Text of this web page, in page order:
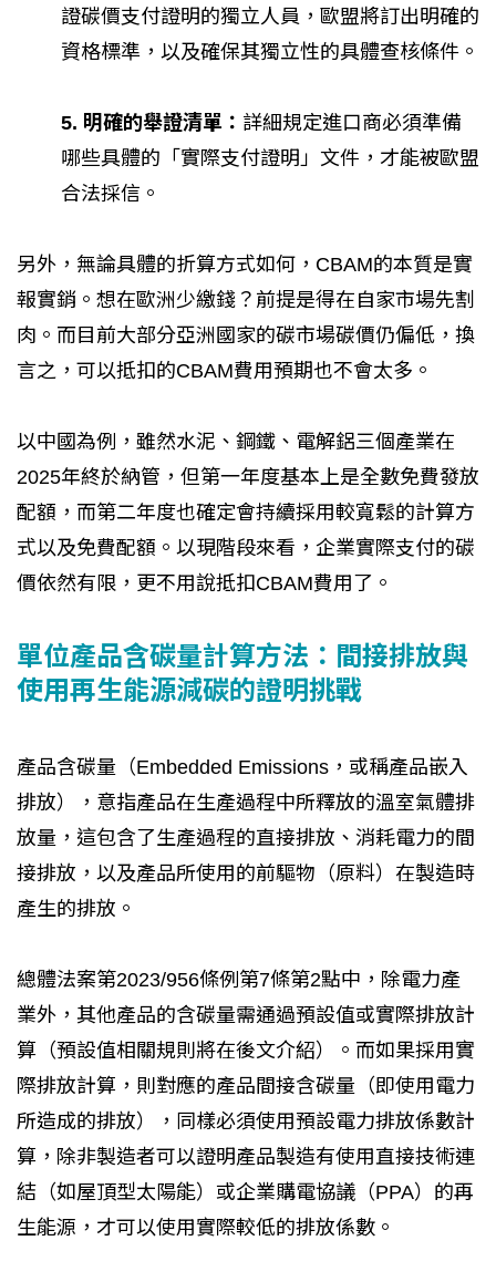
證碳價支付證明的獨立人員，歐盟將訂出明確的
資格標準，以及確保其獨立性的具體查核條件。
5. 明確的舉證清單： 詳細規定進口商必須準備
哪些具體的「實際支付證明」文件，才能被歐盟
合法採信。
另外，無論具體的折算方式如何，CBAM的本質是實
報實銷。想在歐洲少繳錢？前提是得在自家市場先割
肉。而目前大部分亞洲國家的碳市場碳價仍偏低，換
言之，可以抵扣的CBAM費用預期也不會太多。
以中國為例，雖然水泥、鋼鐵、電解鋁三個產業在
2025年終於納管，但第一年度基本上是全數免費發放
配額，而第二年度也確定會持續採用較寬鬆的計算方
式以及免費配額。以現階段來看，企業實際支付的碳
價依然有限，更不用說抵扣CBAM費用了。
單位產品含碳量計算方法：間接排放與
使用再生能源減碳的證明挑戰
產品含碳量（Embedded Emissions，或稱產品嵌入
排放），意指產品在生產過程中所釋放的溫室氣體排
放量，這包含了生產過程的直接排放、消耗電力的間
接排放，以及產品所使用的前驅物（原料）在製造時
產生的排放。
總體法案第2023/956條例第7條第2點中，除電力產
業外，其他產品的含碳量需通過預設值或實際排放計
算（預設值相關規則將在後文介紹）。而如果採用實
際排放計算，則對應的產品間接含碳量（即使用電力
所造成的排放），同樣必須使用預設電力排放係數計
算，除非製造者可以證明產品製造有使用直接技術連
結（如屋頂型太陽能）或企業購電協議（PPA）的再
生能源，才可以使用實際較低的排放係數。